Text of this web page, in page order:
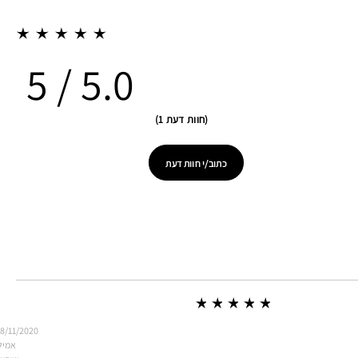
5.0
חוות דעת 1
כתוב/י חוות דעת
11/2020